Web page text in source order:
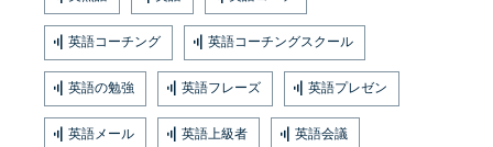
英語コーチング 英語コーチングスクール
英語の勉強 英語フレーズ 英語プレゼン
英語メール 英語上級者 英語会議